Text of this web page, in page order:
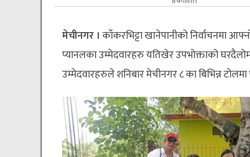
मेचीनगर । काँकरभिट्टा खानेपानीको निर्वाचनमा
प्यानलका उम्मेदवारहरु यतिखेर उपभोक्ताको
उम्मेदवारहरुले शनिबार मेचीनगर ८ का बिभिन्न